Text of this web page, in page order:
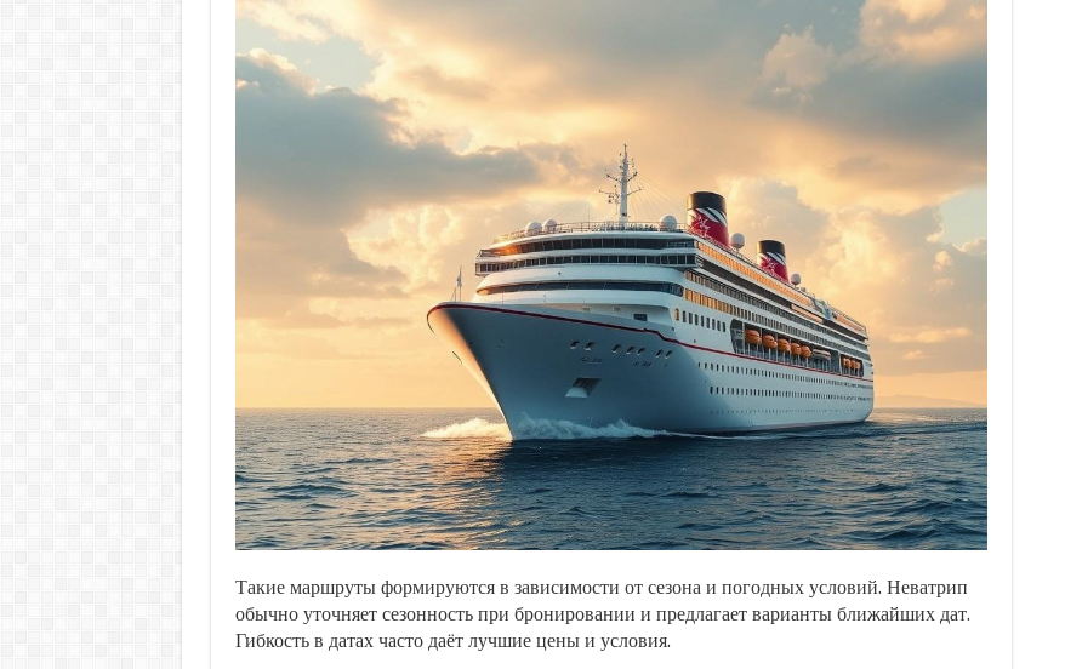
Такие маршруты формируются в зависимости от сезона и погодных условий. Неватрип
обычно уточняет сезонность при бронировании и предлагает варианты ближайших дат.
Гибкость в датах часто даёт лучшие цены и условия.